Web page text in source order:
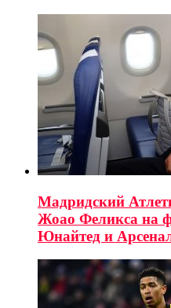
Мадридский
Жоао Феликса на
Юнайтед и